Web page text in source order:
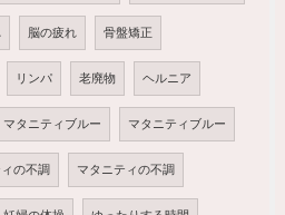
脳の疲れ 骨盤矯正
リンパ 老廃物 ヘルニア
マタニティブルー マタニティブルー
の不調 マタニティの不調